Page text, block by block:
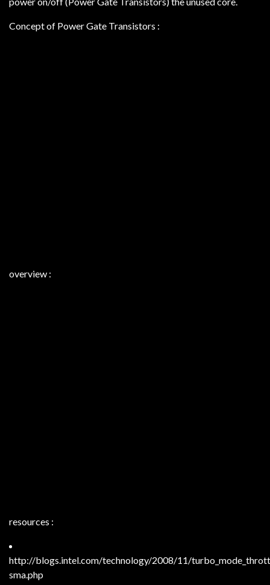
Concept of Power Gate Transistors :
overview :
resources :
http://blogs.intel.com/technology/2008/11/
sma.php